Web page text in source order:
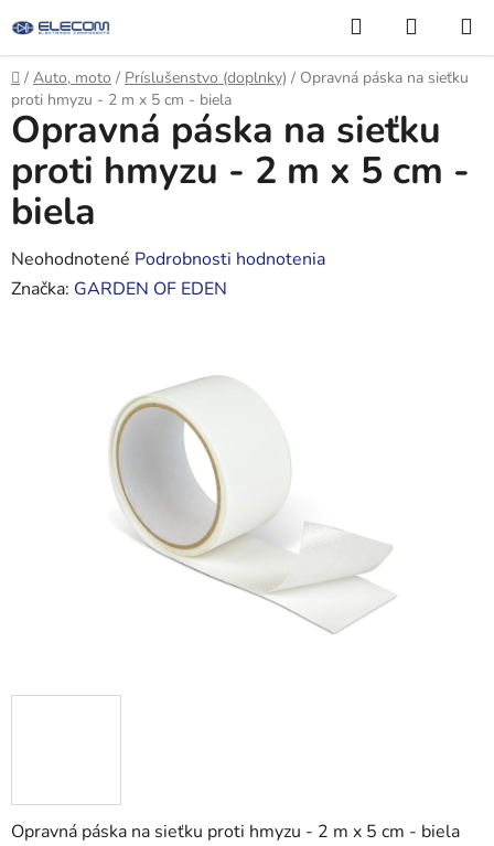
na
obsah
Hľadať
KOŠÍK
Domov
/ Auto, moto / Príslušenstvo (doplnky) / Opravná páska na sieťku
proti hmyzu - 2 m x 5 cm - biela
Opravná páska na sieťku proti hmyzu - 2 m x 5 cm - biela
Opravná páska na sieťku
proti hmyzu - 2 m x 5 cm -
biela
Priemerné
hodnotenie
Neohodnotené Podrobnosti hodnotenia
Značka: GARDEN OF EDEN